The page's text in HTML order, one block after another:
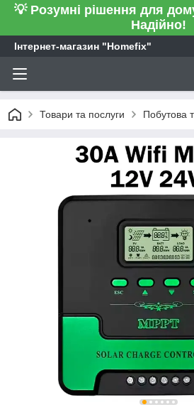
💡 Розумні рішення для
Надійно!
Інтернет-магазин "Homefix"
Товари та послуги Побутова